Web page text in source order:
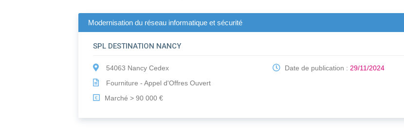
Modernisation du réseau informatique et sécurité
SPL DESTINATION NANCY
54063 Nancy Cedex
Fourniture - Appel d'Offres Ouvert
€ Marché > 90 000 €
Date de publication : 29/11/2024